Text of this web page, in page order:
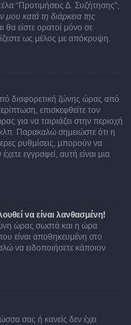
“Προτιμήσεις Δ. Συζήτησης”,
κατά τη διάρκεια της
θα είστε ορατοί μόνο σε
ως μέλος με απόκρυψη.
διαφορετική ζώνης ώρας από
επισκεφθείτε τον
για να ταιριάζει στην περιοχή
Παρακαλώ σημειώστε ότι η
ρυθμίσεις, μπορούν να
εγγραφεί, αυτή είναι μια
να είναι λανθασμένη!
ώρας σωστά και η ώρα
είναι αποθηκευμένη στο
να ειδοποιήσετε κάποιον
σας ή κανείς δεν έχει